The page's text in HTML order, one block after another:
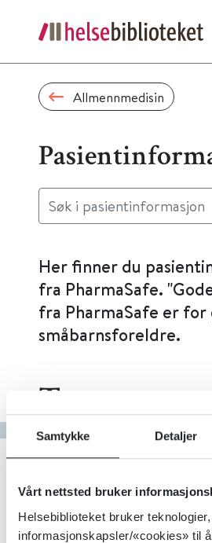
Samtykke Detaljer
Vårt nettsted bruker
Helsebiblioteket bruker
informasjonskapsler/«cookies» til
Allmennmedisin
Her finner du
fra PharmaSafe.
fra PharmaSafe er for
småbarnsforeldre.
Tema
Gå til bokstav
Filter
1 Treff